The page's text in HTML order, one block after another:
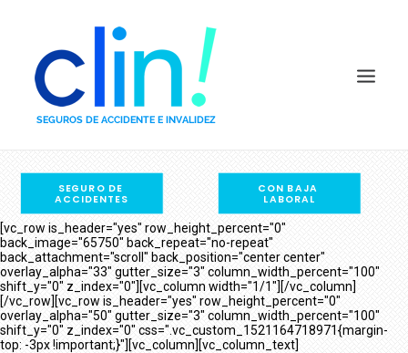
COMPARADOR POR PRECIO
PREGUNTAS FRECUENTES
QUIÉNES SOMOS
DEFINICIONES
COMPAÑÍAS
CON BAJA
LABORAL
SEGURO DE
ACCIDENTES
[vc_row is_header="yes" row_height_percent="0"
back_image="65750" back_repeat="no-repeat"
back_attachment="scroll" back_position="center center"
overlay_alpha="33" gutter_size="3" column_width_percent="100"
shift_y="0" z_index="0"][vc_column width="1/1"][/vc_column]
[/vc_row][vc_row is_header="yes" row_height_percent="0"
overlay_alpha="50" gutter_size="3" column_width_percent="100"
shift_y="0" z_index="0" css=".vc_custom_1521164718971{margin-
top: -3px !important;}"][vc_column][vc_column_text]